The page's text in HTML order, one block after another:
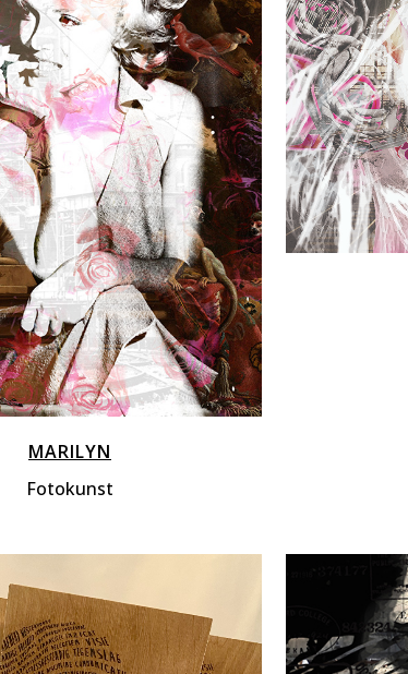
ZOOM VIEW
MARILYN
Fotokunst